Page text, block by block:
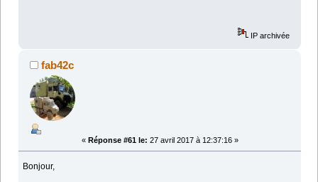
IP archivée
fab42c
« Réponse #61 le: 27 avril 2017 à 12:37:16 »
Bonjour,